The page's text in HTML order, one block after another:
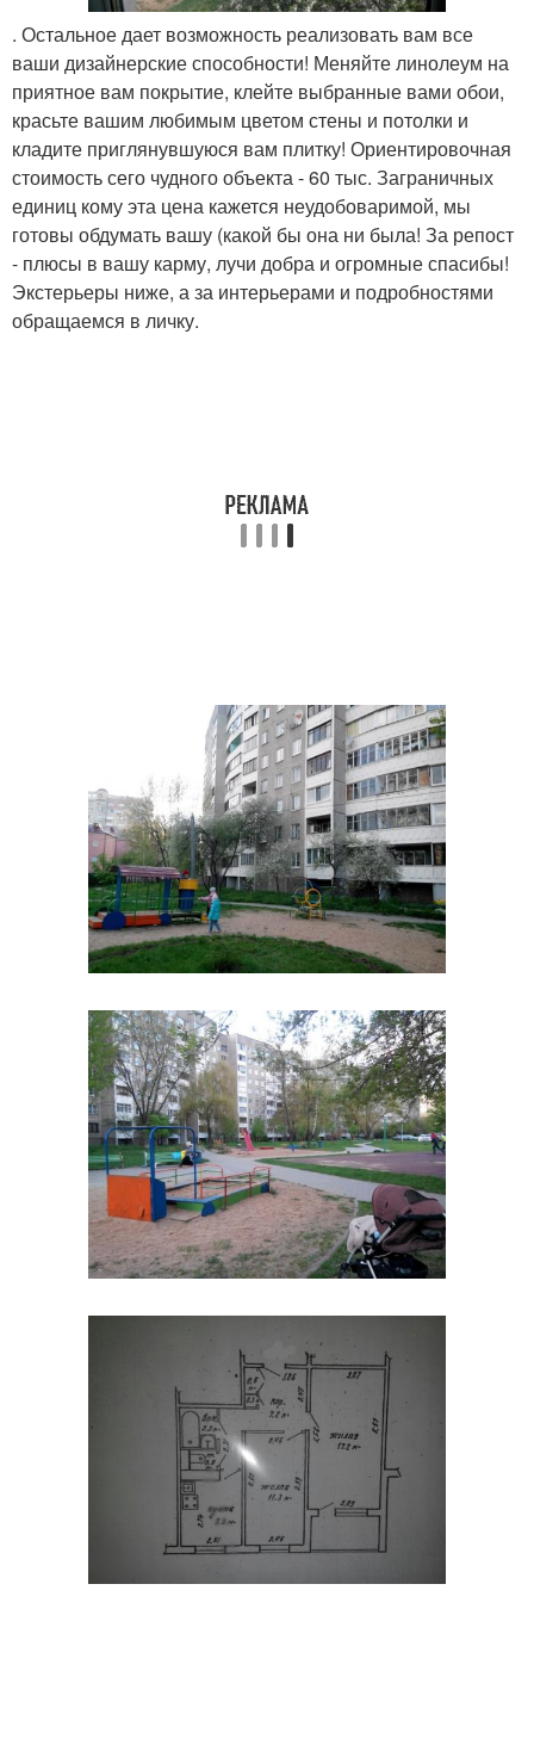
. Остальное дает возможность реализовать вам все
ваши дизайнерские способности! Меняйте линолеум на
приятное вам покрытие, клейте выбранные вами обои,
красьте вашим любимым цветом стены и потолки и
кладите приглянувшуюся вам плитку! Ориентировочная
стоимость сего чудного объекта - 60 тыс. Заграничных
единиц кому эта цена кажется неудобоваримой, мы
готовы обдумать вашу (какой бы она ни была! За репост
- плюсы в вашу карму, лучи добра и огромные спасибы!
Экстерьеры ниже, а за интерьерами и подробностями
обращаемся в личку.